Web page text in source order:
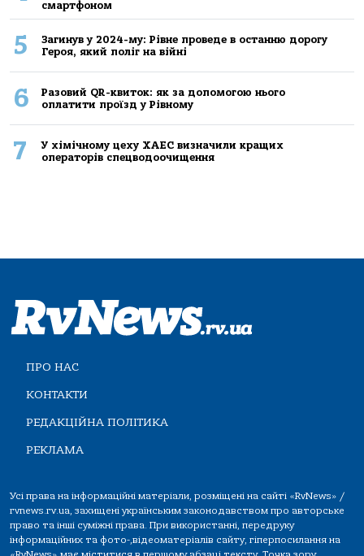
смартфоном
5
Загинув у 2024-му: Рівне проведе в останню дорогу
Героя, який поліг на війні
6
Разовий QR-квиток: як за допомогою нього
оплатити проїзд у Рівному
7
У хімічному цеху ХАЕС визначили кращих
операторів спецводоочищення
ПРО НАС
КОНТАКТИ
РЕДАКЦІЙНА ПОЛІТИКА
РЕКЛАМА
Усі права на інформаційні матеріали, розміщені на сайті «RvNews» /
rvnews.rv.ua, захищені українським законодавством про авторське
право та інші суміжні права. При використанні, передруку
інформаційних та фото-,відеоматеріалів сайту, гіперпосилання на